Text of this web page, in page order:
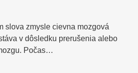
slova zmysle cievna mozgová
v dôsledku prerušenia alebo
Počas…